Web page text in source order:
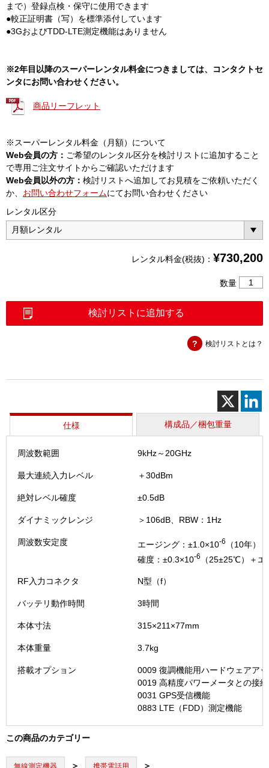
まで）登録点検・保守に使用できます
●較正証明書（写）を標準添付しています
●3GおよびTDD-LTE測定機能はありません
※2年目以降のスーパーレンタル料金につきましては、コンタクトセ
ンタにお問い合わせください。
商品リーフレット
※スーパーレンタル料金（月額）について
Web会員の方： ご希望のレンタル区分を検討リストに追加すること
で専用ご注文サイトからご確認いただけます
Web会員以外の方： 検討リストへ追加してお見積をご依頼いただく
か、 お問い合わせフォームにてお問い合わせください
レンタル区分
レンタル料金(税抜)： ¥730,200
数量
ム
タ
（
20GHz
検討リストに追加する
検討リストとは？
仕様 構成品／梱包重量
周波数範囲 9kHz～20GHz
最大連続入力レベル ＋30dBm
絶対レベル確度 ±0.5dB
ダイナミックレンジ ＞106dB、RBW：1Hz
周波数安定度 エージング：±1.0×10-6
（10年）
確度：±0.3×10-6 （25±25℃）＋エ
RF入力コネクタ N型（f）
バッテリ動作時間 3時間
本体寸法 315×211×77mm
本体重量 3.7kg
搭載オプション
0009 復調機能用ハードウェアア
0019 高精度パワーメータとの接
0031 GPS受信機能
0883 LTE（FDD）測定機能
この商品のカテゴリー